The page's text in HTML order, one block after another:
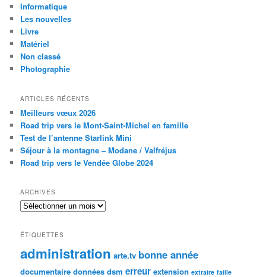
Informatique
Les nouvelles
Livre
Matériel
Non classé
Photographie
ARTICLES RÉCENTS
Meilleurs vœux 2026
Road trip vers le Mont-Saint-Michel en famille
Test de l’antenne Starlink Mini
Séjour à la montagne – Modane / Valfréjus
Road trip vers le Vendée Globe 2024
ARCHIVES
Archives
ÉTIQUETTES
administration arte.tv bonne année
documentaire données dsm erreur extension extraire faille